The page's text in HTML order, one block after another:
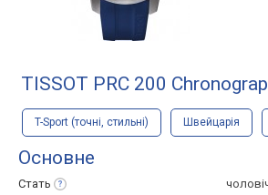
TISSOT PRC 200
T-Sport (точні, стильні) Швейцарія
Основне
Стать